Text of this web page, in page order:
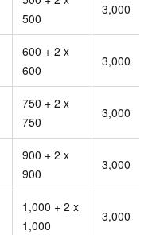
500
3,000
600 + 2 x
600
3,000
750 + 2 x
750
3,000
900 + 2 x
900
3,000
1,000 + 2 x
1,000
3,000